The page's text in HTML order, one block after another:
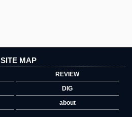
SITE MAP
REVIEW
DIG
about